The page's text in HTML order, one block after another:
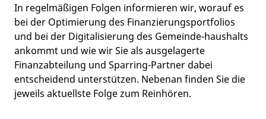
In regelmäßigen Folgen informieren wir, worauf es
bei der Optimierung des Finanzierungsportfolios
und bei der Digitalisierung des Gemeinde-haushalts
ankommt und wie wir Sie als ausgelagerte
Finanzabteilung und Sparring-Partner dabei
entscheidend unterstützen. Nebenan finden Sie die
jeweils aktuellste Folge zum Reinhören.